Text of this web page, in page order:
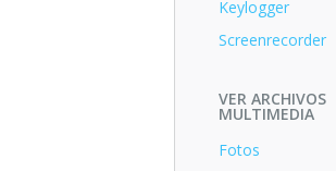
Keylogger
Screenrecorder
VER ARCHIVOS
MULTIMEDIA
Fotos